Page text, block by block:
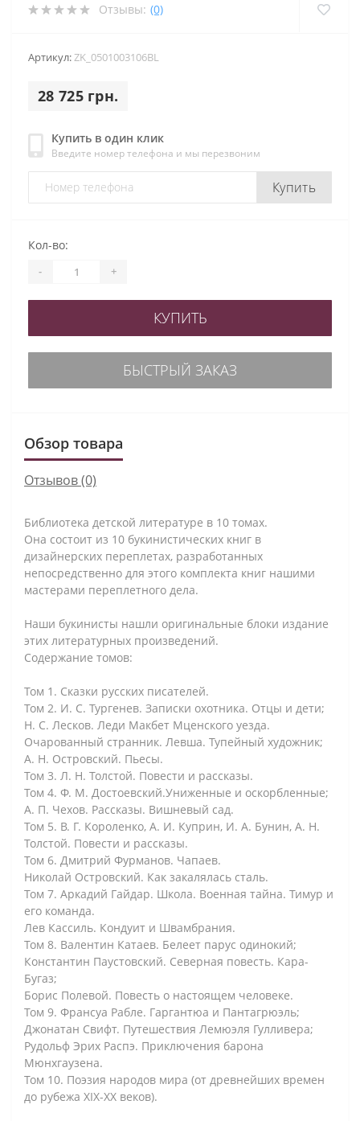
Отзывы: (0)
Артикул:ZK_0501003106BL
28 725 грн.
Купить в один клик
Введите номер телефона и мы перезвоним
Купить
Кол-во:
- +
КУПИТЬ
БЫСТРЫЙ ЗАКАЗ
Обзор товара
Отзывов (0)
Библиотека детской литературе в 10 томах.
Она состоит из 10 букинистических книг в
дизайнерских переплетах, разработанных
непосредственно для этого комплекта книг нашими
мастерами переплетного дела.
Наши букинисты нашли оригинальные блоки издание
этих литературных произведений.
Содержание томов:
Том 1. Сказки русских писателей.
Том 2. И. С. Тургенев. Записки охотника. Отцы и дети;
Н. С. Лесков. Леди Макбет Мценского уезда.
Очарованный странник. Левша. Тупейный художник;
А. Н. Островский. Пьесы.
Том 3. Л. Н. Толстой. Повести и рассказы.
Том 4. Ф. М. Достоевский.Униженные и оскорбленные;
А. П. Чехов. Рассказы. Вишневый сад.
Том 5. В. Г. Короленко, А. И. Куприн, И. А. Бунин, А. Н.
Толстой. Повести и рассказы.
Том 6. Дмитрий Фурманов. Чапаев.
Николай Островский. Как закалялась сталь.
Том 7. Аркадий Гайдар. Школа. Военная тайна. Тимур и
его команда.
Лев Кассиль. Кондуит и Швамбрания.
Том 8. Валентин Катаев. Белеет парус одинокий;
Константин Паустовский. Северная повесть. Кара-
Бугаз;
Борис Полевой. Повесть о настоящем человеке.
Том 9. Франсуа Рабле. Гаргантюа и Пантагрюэль;
Джонатан Свифт. Путешествия Лемюэля Гулливера;
Рудольф Эрих Распэ. Приключения барона
Мюнхгаузена.
Том 10. Поэзия народов мира (от древнейших времен
до рубежа XIX-XX веков).